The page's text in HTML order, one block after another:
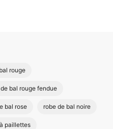
rouge
bal rouge fendue
bal rose robe de bal noire
paillettes